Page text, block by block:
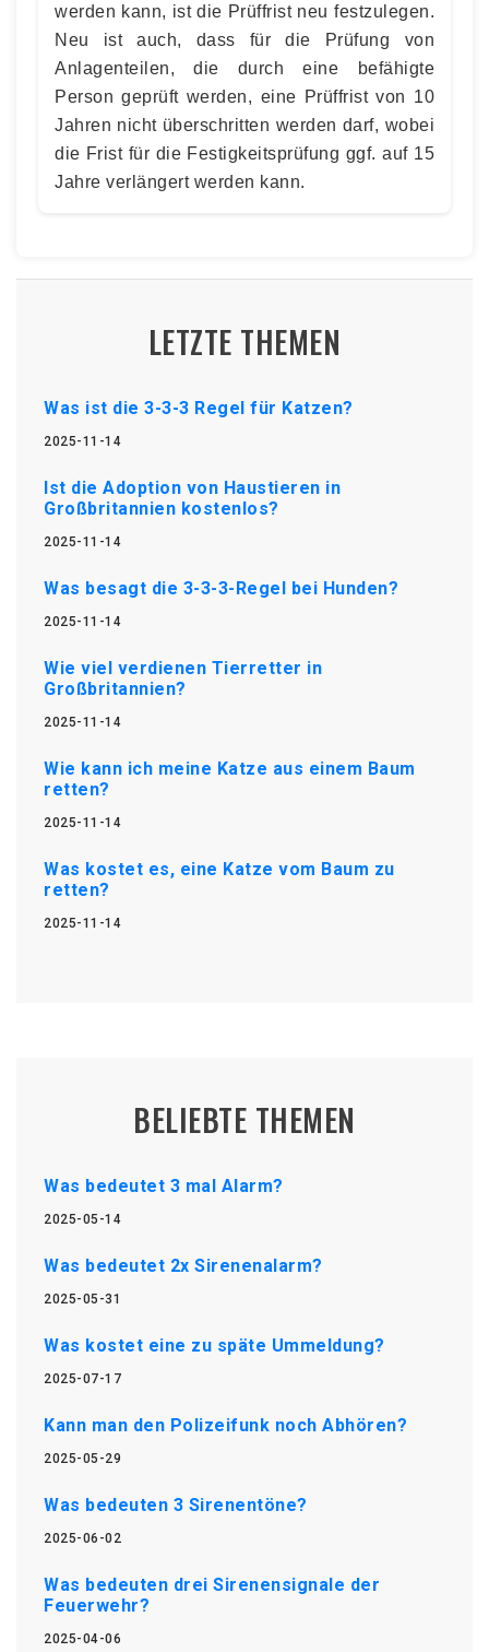
werden kann, ist die Prüffrist neu festzulegen.
Neu ist auch, dass für die Prüfung von
Anlagenteilen, die durch eine befähigte
Person geprüft werden, eine Prüffrist von 10
Jahren nicht überschritten werden darf, wobei
die Frist für die Festigkeitsprüfung ggf. auf 15
Jahre verlängert werden kann.
LETZTE THEMEN
Was ist die 3-3-3 Regel für Katzen?
2025-11-14
Ist die Adoption von Haustieren in
Großbritannien kostenlos?
2025-11-14
Was besagt die 3-3-3-Regel bei Hunden?
2025-11-14
Wie viel verdienen Tierretter in
Großbritannien?
2025-11-14
Wie kann ich meine Katze aus einem Baum
retten?
2025-11-14
Was kostet es, eine Katze vom Baum zu
retten?
2025-11-14
BELIEBTE THEMEN
Was bedeutet 3 mal Alarm?
2025-05-14
Was bedeutet 2x Sirenenalarm?
2025-05-31
Was kostet eine zu späte Ummeldung?
2025-07-17
Kann man den Polizeifunk noch Abhören?
2025-05-29
Was bedeuten 3 Sirenentöne?
2025-06-02
Was bedeuten drei Sirenensignale der
Feuerwehr?
2025-04-06